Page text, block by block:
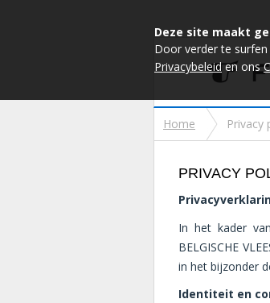
Home Privacy
PRIVACY
In het kader
BELGISCHE
in het bijzonder
Identiteit en
Deze site maakt
Door verder te
Privacybeleiden ons